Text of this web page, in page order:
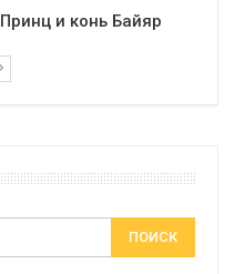
Принц и конь Байяр